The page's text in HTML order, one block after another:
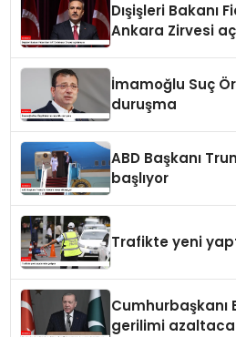
Dışişleri Bakanı
Ankara Zirvesi
İmamoğlu Suç
duruşma
ABD Başkanı
başlıyor
Trafikte yeni
Cumhurbaşkanı
gerilimi